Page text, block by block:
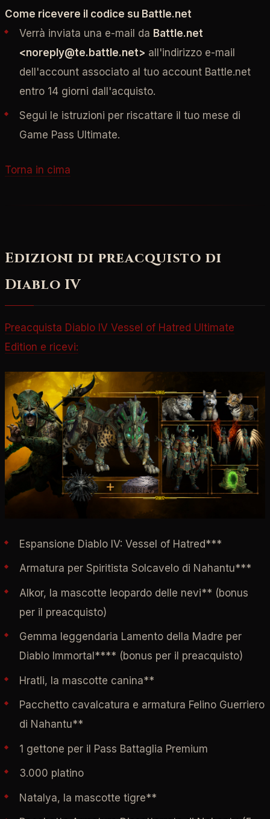
Come ricevere il codice su Battle.net
Verrà inviata una e-mail da Battle.net
<noreply@te.battle.net> all'indirizzo e-mail
dell'account associato al tuo account Battle.net
entro 14 giorni dall'acquisto.
Segui le istruzioni per riscattare il tuo mese di
Game Pass Ultimate.
Torna in cima
Edizioni di preacquisto di
Diablo IV
Preacquista Diablo IV Vessel of Hatred Ultimate
Edition e ricevi:
Espansione Diablo IV: Vessel of Hatred***
Armatura per Spiritista Solcavelo di Nahantu***
Alkor, la mascotte leopardo delle nevi** (bonus
per il preacquisto)
Gemma leggendaria Lamento della Madre per
Diablo Immortal**** (bonus per il preacquisto)
Hratli, la mascotte canina**
Pacchetto cavalcatura e armatura Felino Guerriero
di Nahantu**
1 gettone per il Pass Battaglia Premium
3.000 platino
Natalya, la mascotte tigre**